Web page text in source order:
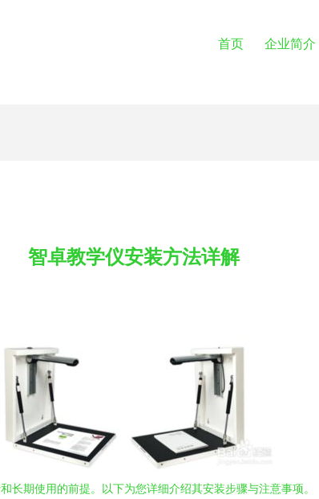
首页 企业简介
智卓教学仪安装方法详解
期使用的前提。以下为您详细介绍其安装步骤与注意事项。